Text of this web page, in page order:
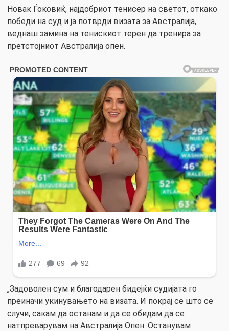
Новак Ѓоковиќ, најдобриот тенисер на светот, откако
победи на суд и ја потврди визата за Австралија,
веднаш замина на тенискиот терен да тренира за
претстојниот Австралија опен.
„Задоволен сум и благодарен бидејќи судијата го
преиначи укинувањето на визата. И покрај се што се
случи, сакам да останам и да се обидам да се
натпреварувам на Австралија Опен. Останувам